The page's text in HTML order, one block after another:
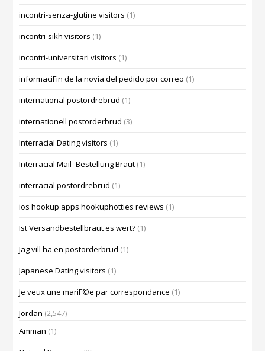
incontri-senza-glutine visitors (1)
incontri-sikh visitors (1)
incontri-universitari visitors (1)
informaciГіn de la novia del pedido por correo (1)
international postordrebrud (1)
internationell postorderbrud (3)
Interracial Dating visitors (1)
Interracial Mail -Bestellung Braut (1)
interracial postordrebrud (1)
ios hookup apps hookuphotties reviews (1)
Ist Versandbestellbraut es wert? (1)
Jag vill ha en postorderbrud (1)
Japanese Dating visitors (1)
Je veux une mariГ©e par correspondance (1)
Jordan (2,547)
Amman (1)